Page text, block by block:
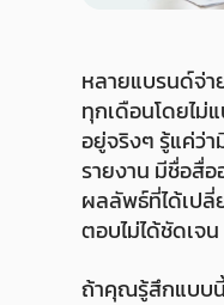
หลายแบรนด์จ่า
ทุกเดือนโดยไม่แ
อยู่จริงๆ รู้แค่ว่า
รายงาน มีชื่อสื่อ
ผลลัพธ์ที่ได้เปลี่
ตอบไม่ได้ชัดเจน
ถ้าคุณรู้สึกแบบนี้